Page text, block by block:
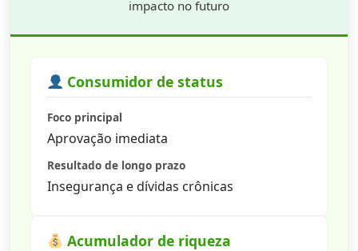
impacto no futuro
Consumidor de status
Foco principal
Aprovação imediata
Resultado de longo prazo
Insegurança e dívidas crônicas
Acumulador de riqueza